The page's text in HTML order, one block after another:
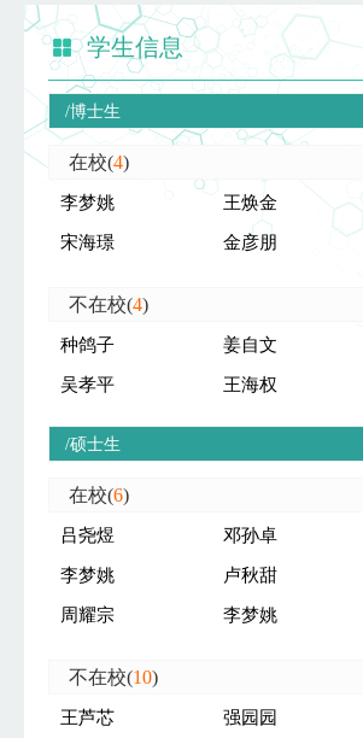
学生信息
/博士生
在校(4)
李梦姚 王焕金
宋海璟 金彦朋
不在校(4)
种鸽子 姜自文
吴孝平 王海权
/硕士生
在校(6)
吕尧煜 邓孙卓
李梦姚 卢秋甜
周耀宗 李梦姚
不在校(10)
王芦芯 强园园